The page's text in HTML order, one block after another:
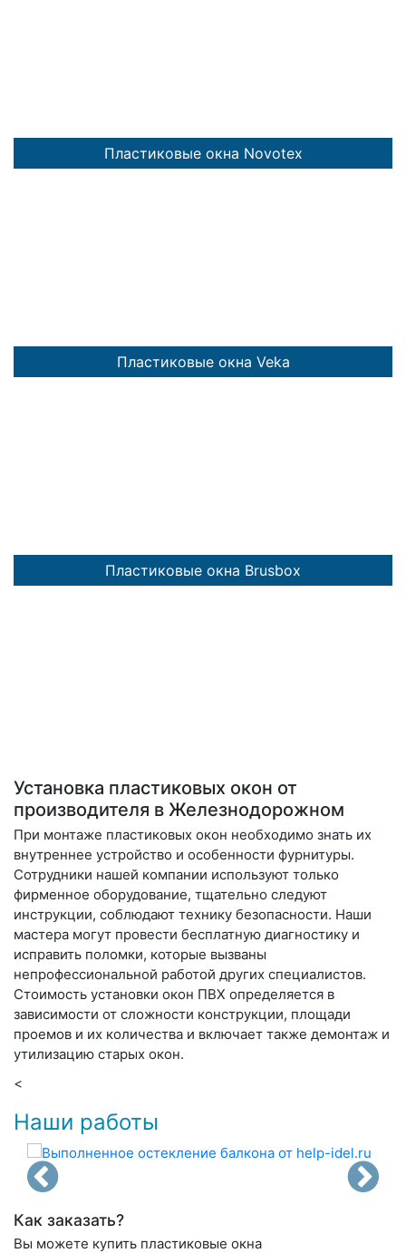
Пластиковые окна Novotex
Пластиковые окна Veka
Пластиковые окна Brusbox
Установка пластиковых окон от
производителя в Железнодорожном
При монтаже пластиковых окон необходимо знать их
внутреннее устройство и особенности фурнитуры.
Сотрудники нашей компании используют только
фирменное оборудование, тщательно следуют
инструкции, соблюдают технику безопасности. Наши
мастера могут провести бесплатную диагностику и
исправить поломки, которые вызваны
непрофессиональной работой других специалистов.
Стоимость установки окон ПВХ определяется в
зависимости от сложности конструкции, площади
проемов и их количества и включает также демонтаж и
утилизацию старых окон.
<
Наши работы
Как заказать?
Вы можете купить пластиковые окна